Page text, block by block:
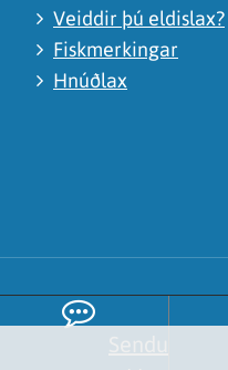
Veiddir þú eldislax?
Fiskmerkingar
Hnúðlax